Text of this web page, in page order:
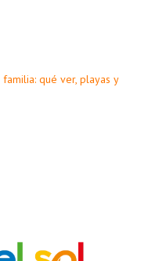
qué ver, playas y